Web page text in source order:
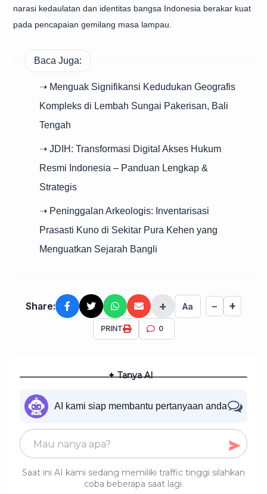
narasi kedaulatan dan identitas bangsa Indonesia berakar kuat
pada pencapaian gemilang masa lampau.
Baca Juga:
➝ Menguak Signifikansi Kedudukan Geografis
Kompleks di Lembah Sungai Pakerisan, Bali
Tengah
➝ JDIH: Transformasi Digital Akses Hukum
Resmi Indonesia – Panduan Lengkap &
Strategis
➝ Peninggalan Arkeologis: Inventarisasi
Prasasti Kuno di Sekitar Pura Kehen yang
Menguatkan Sejarah Bangli
Share: + Aa − +
PRINT 0
✦ Tanya AI
AI kami siap membantu pertanyaan anda
Saat ini AI kami sedang memiliki traffic tinggi silahkan
coba beberapa saat lagi.